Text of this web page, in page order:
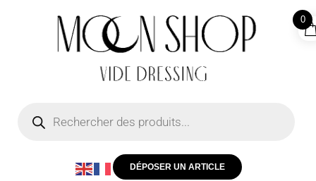
DÉPOSER UN ARTICLE
0